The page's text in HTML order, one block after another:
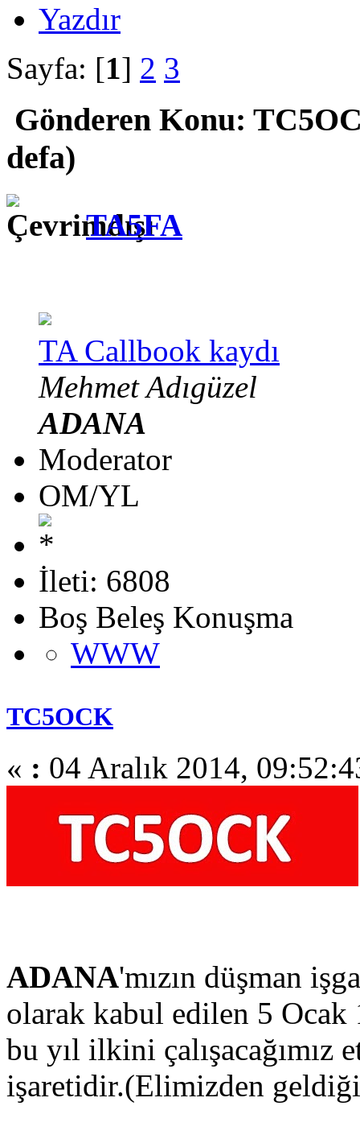
Yazdır
Sayfa: [1] 2 3
Gönderen Konu:
defa)
TA5FA
TA Callbook kaydı
Mehmet Adıgüzel
ADANA
Moderator
OM/YL
İleti: 6808
Boş Beleş Konuşma
WWW
TC5OCK
« : 04 Aralık 2014,
ADANA'mızın düşman
olarak kabul edilen 5
bu yıl ilkini çalışacağımız
işaretidir.(Elimizden